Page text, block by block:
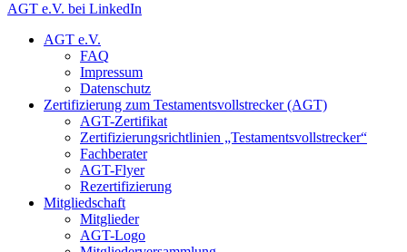
AGT e.V. bei LinkedIn
AGT e.V.
FAQ
Impressum
Datenschutz
Zertifizierung zum Testamentsvollstrecker (AGT)
AGT-Zertifikat
Zertifizierungsrichtlinien „Testamentsvollstrecker“
Fachberater
AGT-Flyer
Rezertifizierung
Mitgliedschaft
Mitglieder
AGT-Logo